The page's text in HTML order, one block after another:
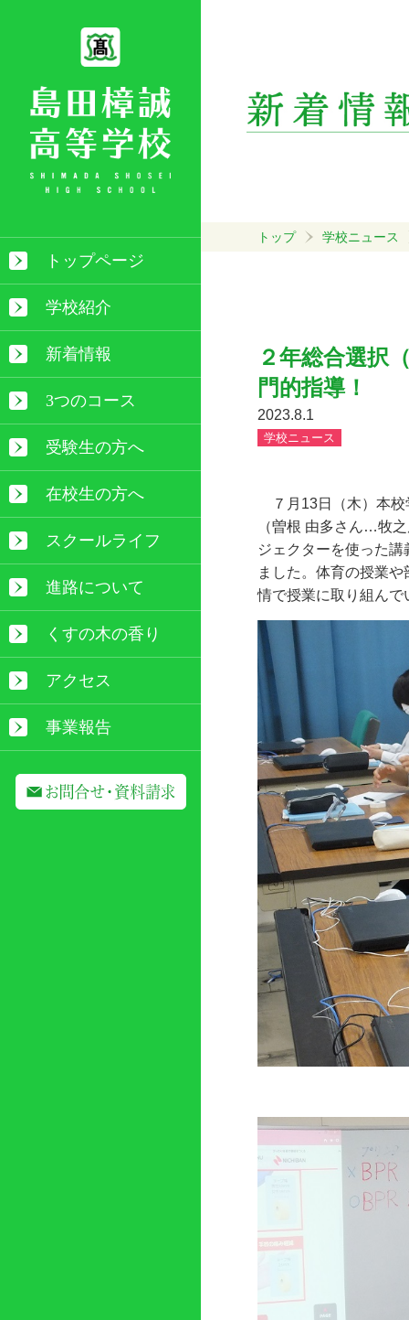
トップページ
学校紹介
新着情報
3つのコース
受験生の方へ
在校生の方へ
スクールライフ
進路について
くすの木の香り
アクセス
事業報告
トップ 学校ニュース
２年総合選択
門的指導！
2023.8.1
学校ニュース
７月 13日（木）本
（曽根 由多さん…牧
ジェクターを使った
ました。体育の授業
情で授業に取り組んで